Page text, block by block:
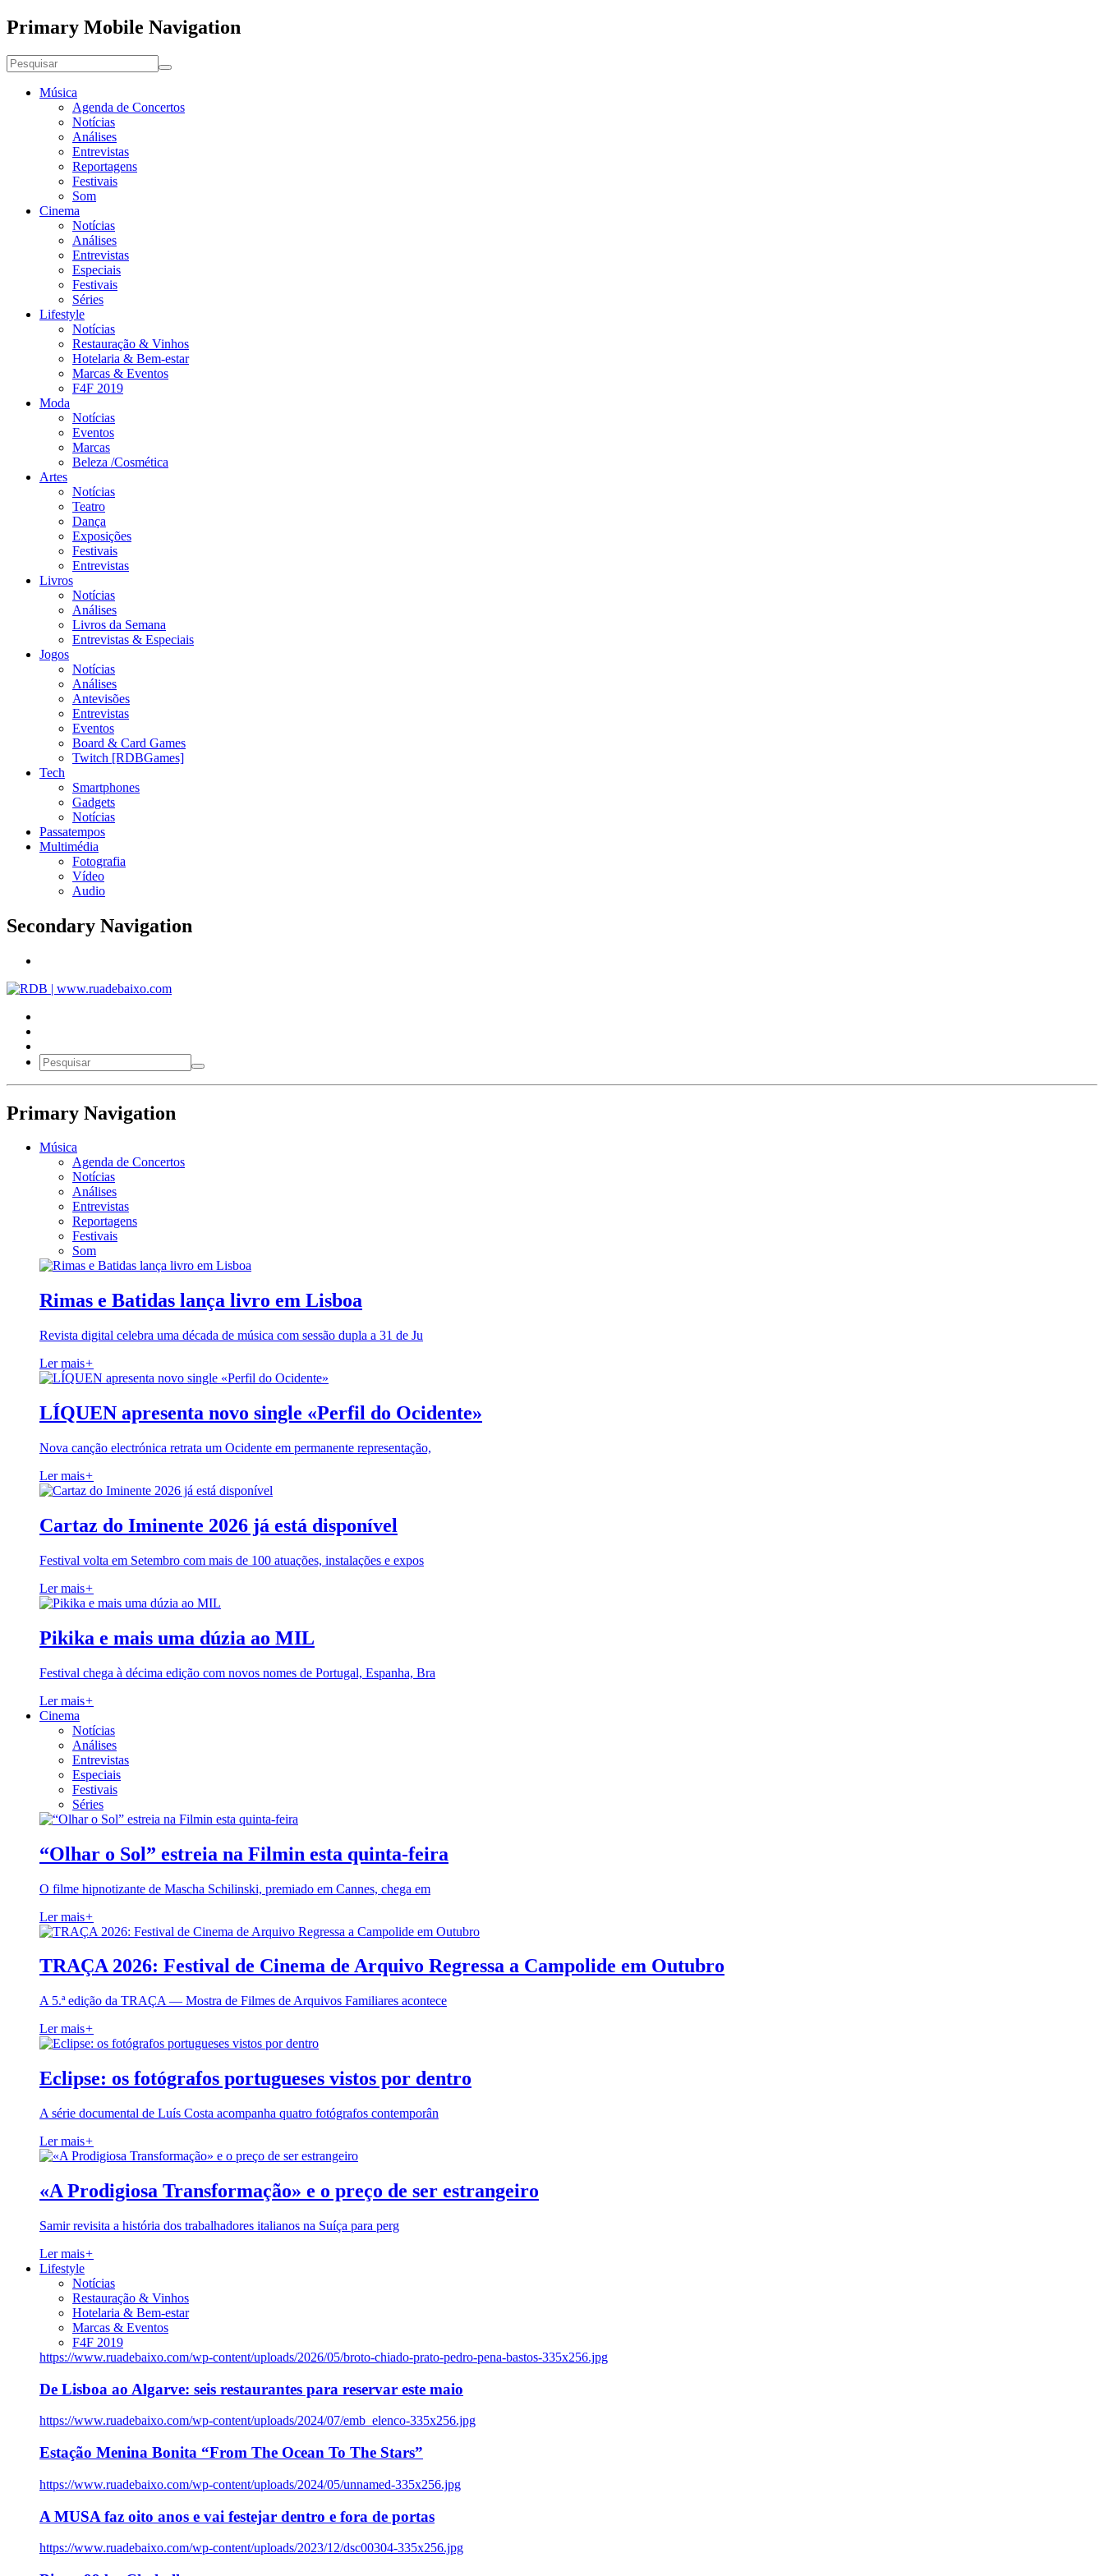
Primary Mobile Navigation
Música
Agenda de Concertos
Notícias
Análises
Entrevistas
Reportagens
Festivais
Som
Cinema
Notícias
Análises
Entrevistas
Especiais
Festivais
Séries
Lifestyle
Notícias
Restauração & Vinhos
Hotelaria & Bem-estar
Marcas & Eventos
F4F 2019
Moda
Notícias
Eventos
Marcas
Beleza /Cosmética
Artes
Notícias
Teatro
Dança
Exposições
Festivais
Entrevistas
Livros
Notícias
Análises
Livros da Semana
Entrevistas & Especiais
Jogos
Notícias
Análises
Antevisões
Entrevistas
Eventos
Board & Card Games
Twitch [RDBGames]
Tech
Smartphones
Gadgets
Notícias
Passatempos
Multimédia
Fotografia
Vídeo
Audio
Secondary Navigation
Primary Navigation
Música
Agenda de Concertos
Notícias
Análises
Entrevistas
Reportagens
Festivais
Som
Rimas e Batidas lança livro em Lisboa
Revista digital celebra uma década de música com sessão dupla a 31 de Ju
Ler mais+
LÍQUEN apresenta novo single «Perfil do Ocidente»
Nova canção electrónica retrata um Ocidente em permanente representação,
Ler mais+
Cartaz do Iminente 2026 já está disponível
Festival volta em Setembro com mais de 100 atuações, instalações e expos
Ler mais+
Pikika e mais uma dúzia ao MIL
Festival chega à décima edição com novos nomes de Portugal, Espanha, Bra
Ler mais+
Cinema
Notícias
Análises
Entrevistas
Especiais
Festivais
Séries
“Olhar o Sol” estreia na Filmin esta quinta-feira
O filme hipnotizante de Mascha Schilinski, premiado em Cannes, chega em
Ler mais+
TRAÇA 2026: Festival de Cinema de Arquivo Regressa a Campolide em Outubro
A 5.ª edição da TRAÇA — Mostra de Filmes de Arquivos Familiares acontece
Ler mais+
Eclipse: os fotógrafos portugueses vistos por dentro
A série documental de Luís Costa acompanha quatro fotógrafos contemporân
Ler mais+
«A Prodigiosa Transformação» e o preço de ser estrangeiro
Samir revisita a história dos trabalhadores italianos na Suíça para perg
Ler mais+
Lifestyle
Notícias
Restauração & Vinhos
Hotelaria & Bem-estar
Marcas & Eventos
F4F 2019
https://www.ruadebaixo.com/wp-content/uploads/2026/05/broto-chiado-prato-pedro-pena-bastos-335x256.jpg
De Lisboa ao Algarve: seis restaurantes para reservar este maio
https://www.ruadebaixo.com/wp-content/uploads/2024/07/emb_elenco-335x256.jpg
Estação Menina Bonita “From The Ocean To The Stars”
https://www.ruadebaixo.com/wp-content/uploads/2024/05/unnamed-335x256.jpg
A MUSA faz oito anos e vai festejar dentro e fora de portas
https://www.ruadebaixo.com/wp-content/uploads/2023/12/dsc00304-335x256.jpg